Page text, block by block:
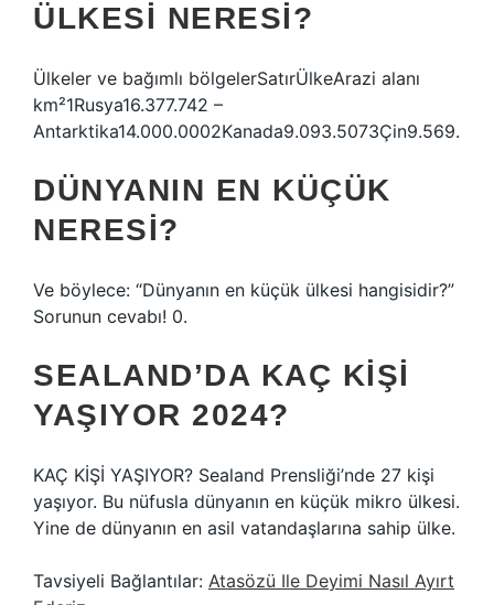
ÜLKESI NERESI?
Ülkeler ve bağımlı bölgelerSatırÜlkeArazi alanı
km²1Rusya16.377.742 –
Antarktika14.000.0002Kanada9.093.5073Çin9.569.
DÜNYANIN EN KÜÇÜK
NERESI?
Ve böylece: “Dünyanın en küçük ülkesi hangisidir?”
Sorunun cevabı! 0.
SEALAND’DA KAÇ KIŞI
YAŞIYOR 2024?
KAÇ KİŞİ YAŞIYOR? Sealand Prensliği’nde 27 kişi
yaşıyor. Bu nüfusla dünyanın en küçük mikro ülkesi.
Yine de dünyanın en asil vatandaşlarına sahip ülke.
Tavsiyeli Bağlantılar: Atasözü Ile Deyimi Nasıl Ayırt